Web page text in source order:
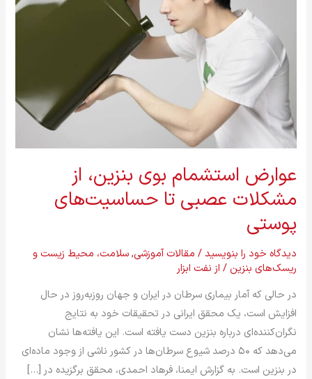
عوارض استشمام بوی بنزین، از
مشکلات عصبی تا حساسیت‌های
پوستی
دیدگاه‌ خود را بنویسید / مقالات آموزشی,سلامت، محیط زیست و
ریسک‌های بنزین/ از نفت ابزار
در حالی که آمار بیماری سرطان در ایران و جهان روزبه‌روز در حال
افزایش است، یک محقق ایرانی در تحقیقات خود به نتایج
نگران‌کننده‌ای درباره بنزین دست یافته است. این یافته‌ها نشان
می‌دهد که ۵۰ درصد شیوع سرطان‌ها در کشور ناشی از وجود ماده‌ای
در بنزین است. به گزارش ایمنا، فرهاد احمدی، محقق برگزیده در […]
مشکلات
عصبی
حساسیت‌های
پوستی